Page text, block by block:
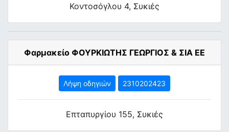
Κοντοσόγλου 4, Συκιές
Φαρμακείο ΦΟΥΡΚΙΩΤΗΣ ΓΕΩΡΓΙΟΣ & ΣΙΑ ΕΕ
Λήψη οδηγιών 2310202423
Επταπυργίου 155, Συκιές